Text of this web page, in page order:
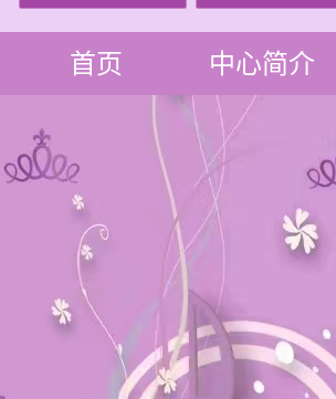
首页 中心简介